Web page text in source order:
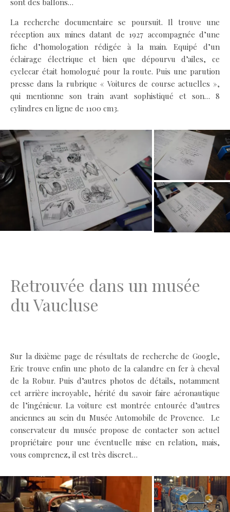
La recherche documentaire se poursuit. Il trouve une
réception aux mines datant de 1927 accompagnée d’une
fiche d’homologation rédigée à la main. Equipé d’un
éclairage électrique et bien que dépourvu d’ailes, ce
cyclecar était homologué pour la route. Puis une parution
presse dans la rubrique « Voitures de course actuelles »,
qui mentionne son train avant sophistiqué et son… 8
cylindres en ligne de 1100 cm3.
Retrouvée dans un musée
du Vaucluse
Sur la dixième page de résultats de recherche de Google,
Eric trouve enfin une photo de la calandre en fer à cheval
de la Robur. Puis d’autres photos de détails, notamment
cet arrière incroyable, hérité du savoir faire aéronautique
de l’ingénieur. La voiture est montrée entourée d’autres
anciennes au sein du Musée Automobile de Provence. Le
conservateur du musée propose de contacter son actuel
propriétaire pour une éventuelle mise en relation, mais,
vous comprenez, il est très discret…